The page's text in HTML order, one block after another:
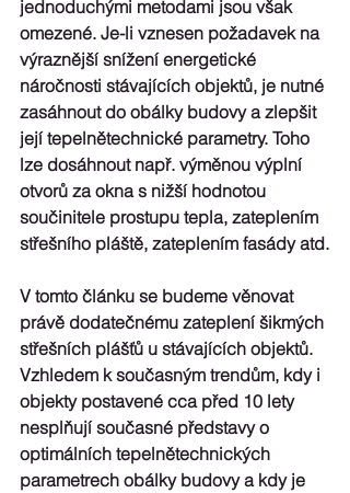
jednoduchými metodami jsou však
omezené. Je-li vznesen požadavek na
výraznější snížení energetické
náročnosti stávajících objektů, je nutné
zasáhnout do obálky budovy a zlepšit
její tepelnětechnické parametry. Toho
lze dosáhnout např. výměnou výplní
otvorů za okna s nižší hodnotou
součinitele prostupu tepla, zateplením
střešního pláště, zateplením fasády atd.
V tomto článku se budeme věnovat
právě dodatečnému zateplení šikmých
střešních plášťů u stávajících objektů.
Vzhledem k současným trendům, kdy i
objekty postavené cca před 10 lety
nesplňují současné představy o
optimálních tepelnětechnických
parametrech obálky budovy a kdy je